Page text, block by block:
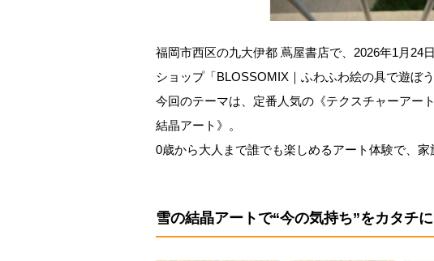
福岡市西区の九大伊都 蔦屋書店で、2026年1月24
ショップ「BLOSSOMIX｜ふわふわ絵の具で遊ぼ
今回のテーマは、定番人気の《テクスチャーアー
結晶アート》。
0歳から大人まで誰でも楽しめるアート体験で、家
雪の結晶アートで“今の気持ち”をカタチに